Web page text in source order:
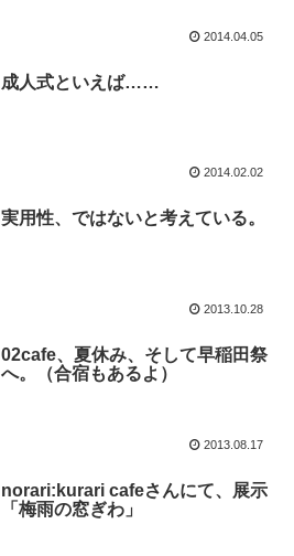
2014.04.05
成人式といえば……
2014.02.02
実用性、ではないと考えている。
2013.10.28
02cafe、夏休み、そして早稲田祭
へ。（合宿もあるよ）
2013.08.17
norari:kurari cafeさんにて、展示
「梅雨の窓ぎわ」